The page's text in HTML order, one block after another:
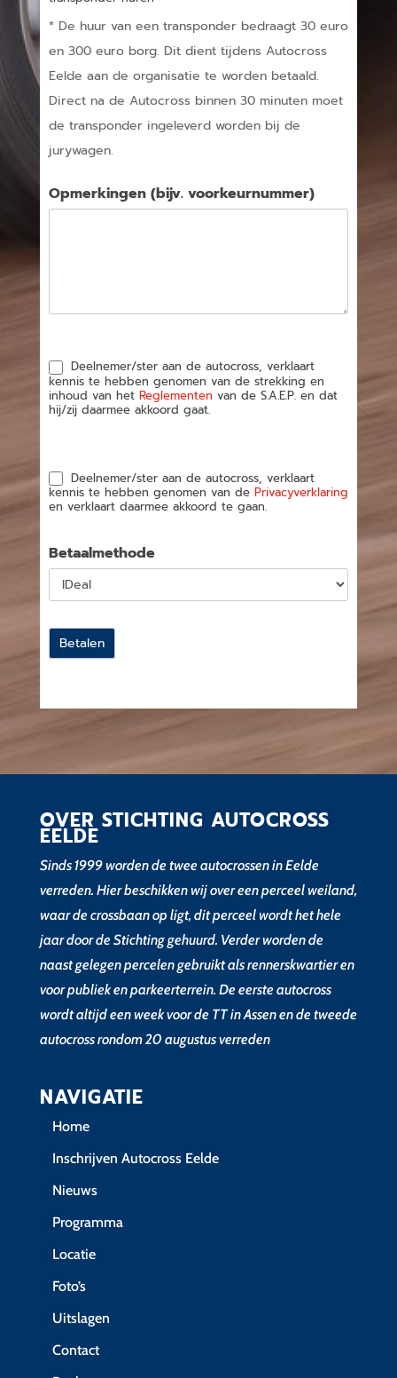
* De huur van een transponder bedraagt 30 euro
en 300 euro borg. Dit dient tijdens Autocross
Eelde aan de organisatie te worden betaald.
Direct na de Autocross binnen 30 minuten moet
de transponder ingeleverd worden bij de
jurywagen.
Opmerkingen (bijv. voorkeurnummer)
Deelnemer/ster aan de autocross, verklaart
kennis te hebben genomen van de strekking en
inhoud van het Reglementen van de S.A.E.P. en dat
hij/zij daarmee akkoord gaat.
Deelnemer/ster aan de autocross, verklaart
kennis te hebben genomen van de Privacyverklaring
en verklaart daarmee akkoord te gaan.
Betaalmethode
Betalen
OVER STICHTING AUTOCROSS
EELDE
Sinds 1999 worden de twee autocrossen in Eelde
verreden. Hier beschikken wij over een perceel weiland,
waar de crossbaan op ligt, dit perceel wordt het hele
jaar door de Stichting gehuurd. Verder worden de
naast gelegen percelen gebruikt als rennerskwartier en
voor publiek en parkeerterrein. De eerste autocross
wordt altijd een week voor de TT in Assen en de tweede
autocross rondom 20 augustus verreden
NAVIGATIE
Home
Inschrijven Autocross Eelde
Nieuws
Programma
Locatie
Foto’s
Uitslagen
Contact